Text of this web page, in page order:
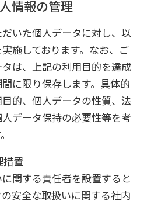
情報の管理
いた個人データに対し、以
施しております。なお、ご
は、上記の利用目的を達成
に限り保存します。具体的
的、個人データの性質、法
データ保持の必要性等を考
措置
関する責任者を設置すると
安全な取扱いに関する社内